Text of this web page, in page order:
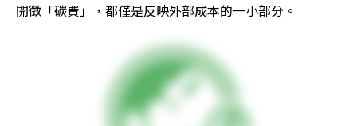
開徵「碳費」，都僅是反映外部成本的一小部分。